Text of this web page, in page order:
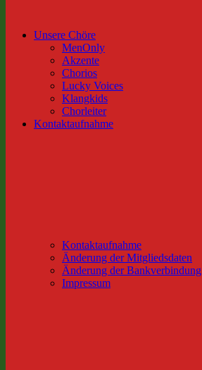
Unsere Chöre
MenOnly
Akzente
Chorios
Lucky Voices
Klangkids
Chorleiter
Kontaktaufnahme
Kontaktaufnahme
Änderung der Mitgliedsdaten
Änderung der Bankverbindung
Impressum